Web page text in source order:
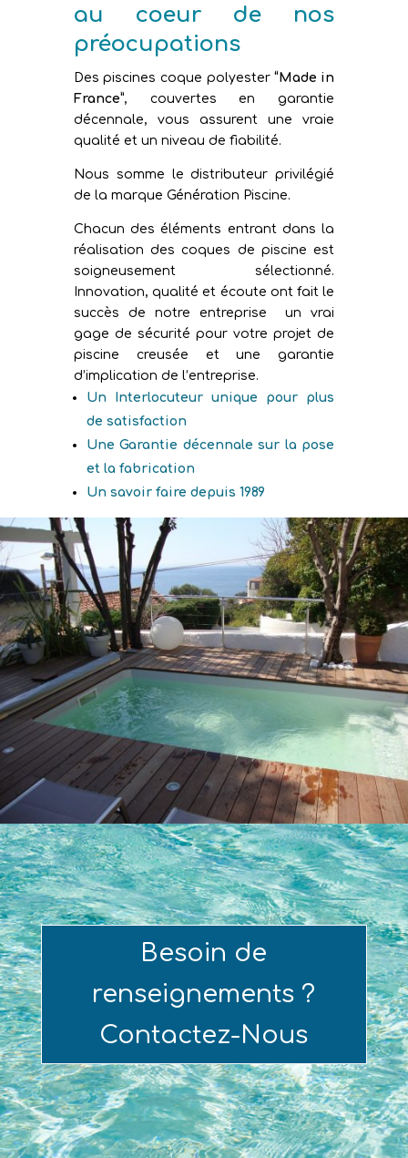
au coeur de nos
préocupations
Des piscines coque polyester“Made in
France”, couvertes en garantie
décennale, vous assurent une vraie
qualité et un niveau de fiabilité.
Nous somme le distributeur privilégié
de la marque Génération Piscine.
Chacun des éléments entrant dans la
réalisation des coques de piscine est
soigneusement sélectionné.
Innovation, qualité et écoute ont fait le
succès de notre entreprise un vrai
gage de sécurité pour votre projet de
piscine creusée et une garantie
d’implication de l’entreprise.
Un Interlocuteur unique pour plus
de satisfaction
Une Garantie décennale sur la pose
et la fabrication
Un savoir faire depuis 1989
Besoin de
renseignements ?
Contactez-Nous